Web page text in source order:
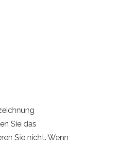
Sie das
Sie nicht. Wenn